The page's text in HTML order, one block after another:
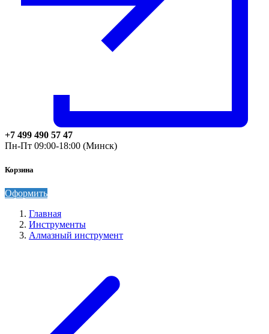
+7 499 490 57 47
Пн-Пт 09:00-18:00 (Минск)
Корзина
Оформить
Главная
Инструменты
Алмазный инструмент